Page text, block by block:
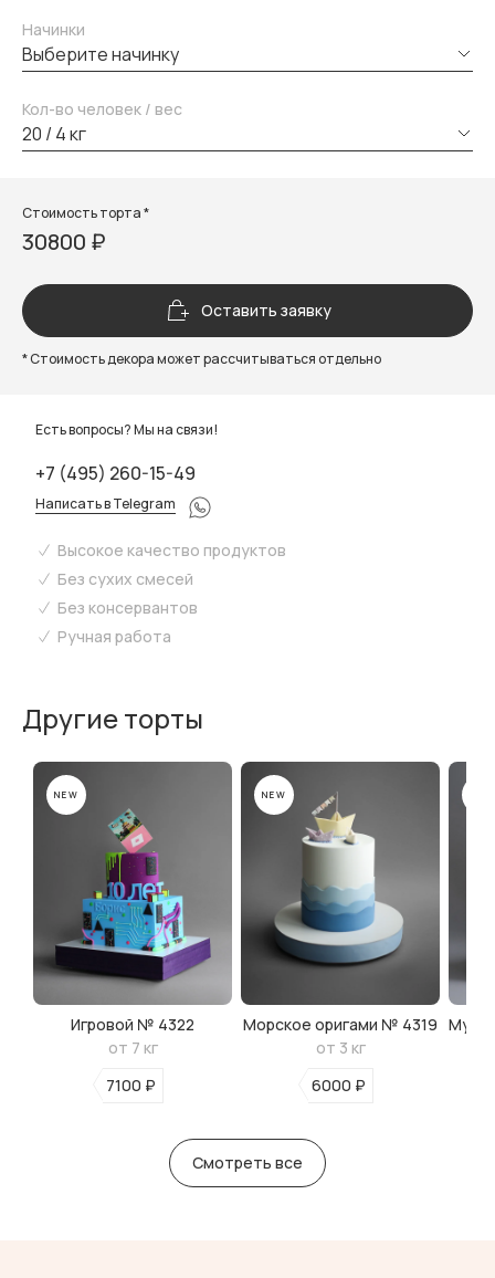
Начинки
выберите начинку
Кол-во человек / вес
20 / 4 кг
Стоимость торта *
30800 ₽
Оставить заявку
* Стоимость декора может рассчитываться отдельно
Есть вопросы? Мы на связи!
+7 (495) 260-15-49
Написать в Telegram
Высокое качество продуктов
Без сухих смесей
Без консервантов
Ручная работа
Другие торты
Игровой № 4322
от 7 кг
7100 ₽
NEW
Морское оригами № 4319
от 3 кг
6000 ₽
NEW
Смотреть все